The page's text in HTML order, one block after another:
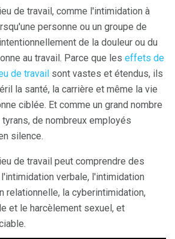
de travail, comme l'intimidation à
personne ou un groupe de
de la douleur ou du
au travail. Parce que les effets de
de travail sont vastes et étendus, ils
la santé, la carrière et même la vie
ciblée. Et comme un grand nombre
de nombreux employés
silence.
de travail peut comprendre des
verbale, l'intimidation
relationnelle, la cyberintimidation,
et le harcèlement sexuel, et